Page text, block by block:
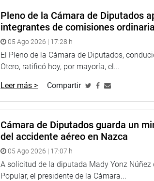
Pleno de la Cámara de Diputados
integrantes de comisiones
05 Ago 2026 | 17:28 h
El Pleno de la Cámara de Diputados,
Otero, ratificó hoy, por mayoría, el...
Leer más > Compartir
Cámara de Diputados guarda un
del accidente aéreo en Nazca
05 Ago 2026 | 17:07 h
A solicitud de la diputada Mady Yonz Núñez
Popular, el presidente de la Cámara...